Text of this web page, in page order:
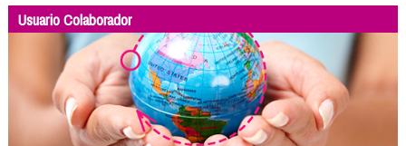
Usuario Colaborador